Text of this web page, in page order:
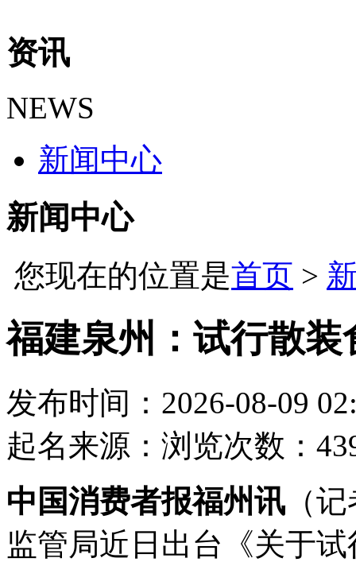
资讯
NEWS
新闻中心
新闻中心
您现在的位置是首页 >
福建泉州：试行散
发布时间：2026-08-09
起名来源： 浏览次数：
中国消费者报福州讯 （
监管局近日出台《关于